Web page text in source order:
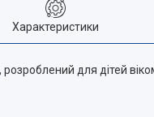
Характеристики
для дітей